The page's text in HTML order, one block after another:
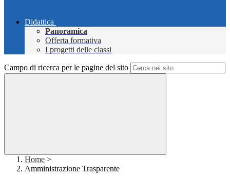
Didattica
Panoramica
Offerta formativa
I progetti delle classi
Campo di ricerca per le pagine del sito
Home >
Amministrazione Trasparente